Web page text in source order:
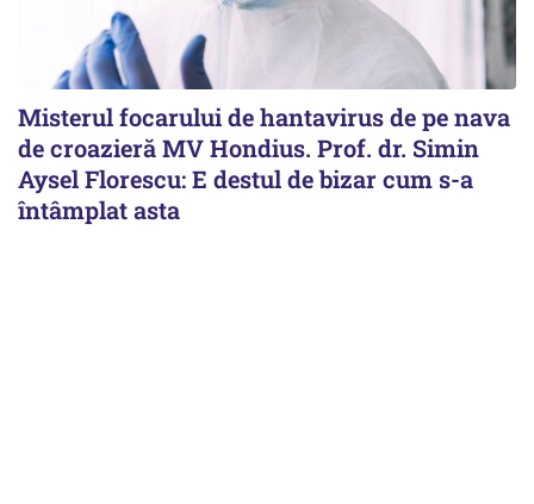
Misterul focarului de hantavirus de pe nava
de croazieră MV Hondius. Prof. dr. Simin
Aysel Florescu: E destul de bizar cum s-a
întâmplat asta